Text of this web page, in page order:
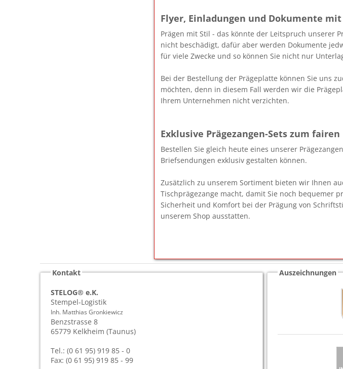
Flyer, Einladungen und Dokumente
Prägen mit Stil - das könnte der Leitspruch unserer
nicht beschädigt, dafür aber werden Dokumente
für viele Zwecke und so können Sie nicht nur
Bei der Bestellung der Prägeplatte können Sie uns
möchten, denn in diesem Fall werden wir die
Ihrem Unternehmen nicht verzichten.
Exklusive Prägezangen-Sets zum fairen
Bestellen Sie gleich heute eines unserer
Briefsendungen exklusiv gestalten können.
Zusätzlich zu unserem Sortiment bieten wir Ihnen
Tischprägezange macht, damit Sie noch bequemer
Sicherheit und Komfort bei der Prägung von
unserem Shop ausstatten.
Kontakt
STELOG® e.K.
Stempel-Logistik
Inh. Matthias Gronkiewicz
Benzstrasse 8
65779 Kelkheim (Taunus)
Tel.: (0 61 95) 919 85 - 0
Fax: (0 61 95) 919 85 - 99
Auszeichnungen